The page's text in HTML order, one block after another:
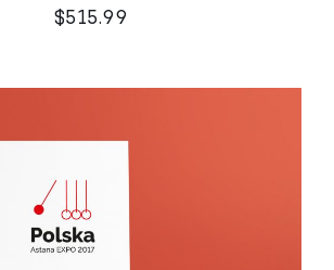
$515.99
Oceniono
5.00
DODAJ DO KOSZYKA